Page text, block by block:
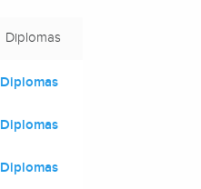
Diplomas
Diplomas
Diplomas
Diplomas